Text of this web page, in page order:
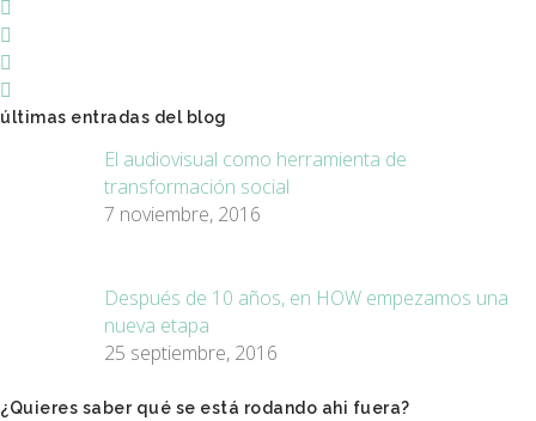
últimas entradas del blog
El audiovisual como herramienta de
transformación social
7 noviembre, 2016
Después de 10 años, en HOW empezamos una
nueva etapa
25 septiembre, 2016
¿Quieres saber qué se está rodando ahi fuera?